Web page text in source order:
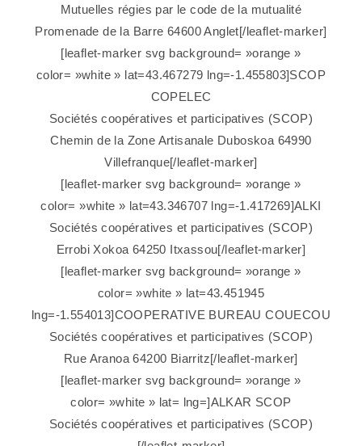
Mutuelles régies par le code de la mutualité
Promenade de la Barre 64600 Anglet[/leaflet-marker]
[leaflet-marker svg background= »orange »
color= »white » lat=43.467279 lng=-1.455803]SCOP
COPELEC
Sociétés coopératives et participatives (SCOP)
Chemin de la Zone Artisanale Duboskoa 64990
Villefranque[/leaflet-marker]
[leaflet-marker svg background= »orange »
color= »white » lat=43.346707 lng=-1.417269]ALKI
Sociétés coopératives et participatives (SCOP)
Errobi Xokoa 64250 Itxassou[/leaflet-marker]
[leaflet-marker svg background= »orange »
color= »white » lat=43.451945
lng=-1.554013]COOPERATIVE BUREAU COUECOU
Sociétés coopératives et participatives (SCOP)
Rue Aranoa 64200 Biarritz[/leaflet-marker]
[leaflet-marker svg background= »orange »
color= »white » lat= lng=]ALKAR SCOP
Sociétés coopératives et participatives (SCOP)